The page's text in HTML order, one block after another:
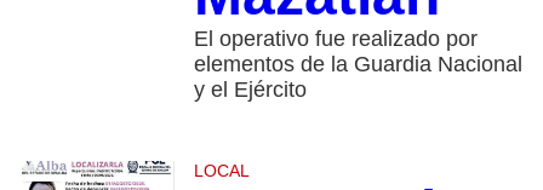
El operativo fue realizado por
elementos de la Guardia Nacional
y el Ejército
LOCAL